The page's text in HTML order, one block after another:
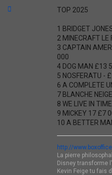
TOP 2025
1 BRIDGET
2 MINECRAFT
3 CAPTAIN
000
4 DOG MAN £13
5 NOSFERATU -
6 A COMPLETE
7 BLANCHE
8 WE LIVE IN
9 MICKEY 17 £7
10 A BETTER
http://
La pierre
Disney transforme
Kevin Feige tu fais